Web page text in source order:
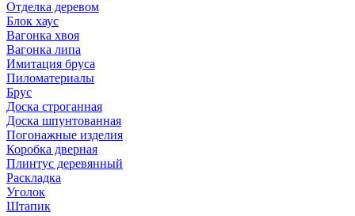
Отделка деревом
Блок хаус
Вагонка хвоя
Вагонка липа
Имитация бруса
Пиломатериалы
Брус
Доска строганная
Доска шпунтованная
Погонажные изделия
Коробка дверная
Плинтус деревянный
Раскладка
Уголок
Штапик